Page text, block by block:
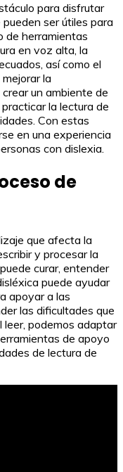
para disfrutar
ser útiles para
de herramientas
en voz alta, la
así como el
la
un ambiente de
la lectura de
Con estas
en una experiencia
con dislexia.
de
que afecta la
y procesar la
curar, entender
puede ayudar
apoyar a las
las dificultades que
podemos adaptar
de apoyo
de lectura de